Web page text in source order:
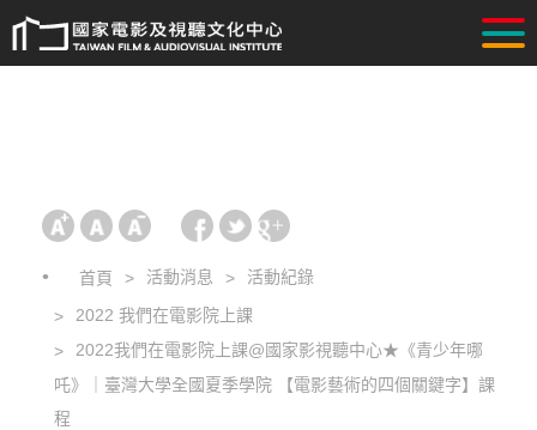
首頁 活動消息
活動紀錄
2022 我們在電影院上課
2022我們在電影院上課@國家影視聽中心★《青少年哪
吒》｜臺灣大學全國夏季學院 【電影藝術的四個關鍵字】課
程